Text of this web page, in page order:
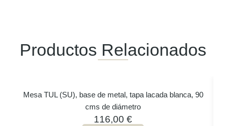
Productos Relacionados
Mesa TUL (SU), base de metal, tapa lacada blanca, 90
cms de diámetro
116,00 €